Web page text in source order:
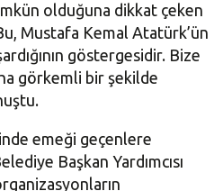
olduğuna dikkat çeken
Mustafa Kemal Atatürk’ün
göstergesidir. Bize
görkemli bir şekilde
emeği geçenlere
Başkan Yardımcısı